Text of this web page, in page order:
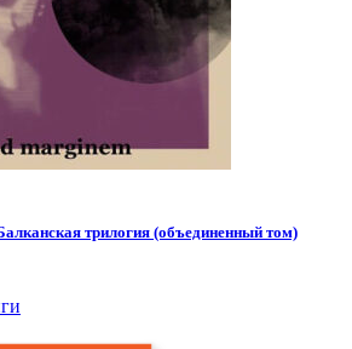
трилогия (объединенный том)